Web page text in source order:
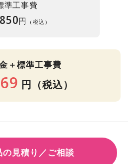
準工事費
円 （税込）
＋標準工事費
円 （税込）
の見積り／ご相談